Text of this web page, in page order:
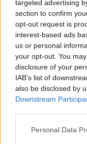
targeted advertising
section to confirm
opt-out request is
interest-based ads
us or personal
your opt-out. You
disclosure of your
IAB’s list of
also be disclosed by
Downstream
Please note that this
Personal Data
ανεπίδεκτες